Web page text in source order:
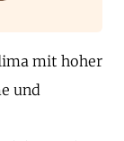
mit hoher
und